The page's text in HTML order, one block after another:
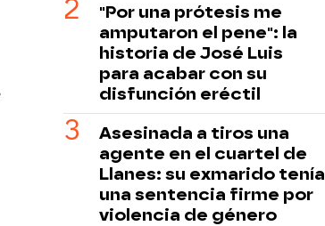
"Por una prótesis me
amputaron el pene": la
historia de José Luis
para acabar con su
disfunción eréctil
Asesinada a tiros una
agente en el cuartel de
Llanes: su exmarido tenía
una sentencia firme por
violencia de género